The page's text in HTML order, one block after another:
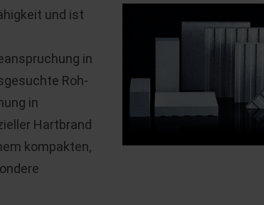
und ist
in
Roh-
in
Hartbrand
kompakten,